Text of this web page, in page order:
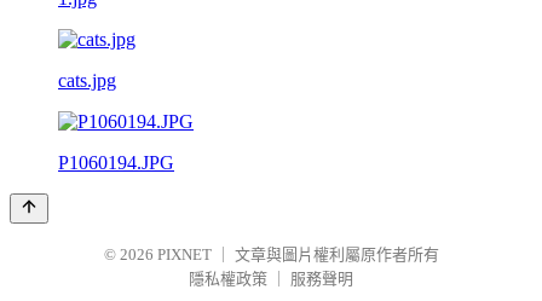
cats.jpg
P1060194.JPG
© 2026 PIXNET
文章與圖片權利屬原作者所有
隱私權政策
服務聲明